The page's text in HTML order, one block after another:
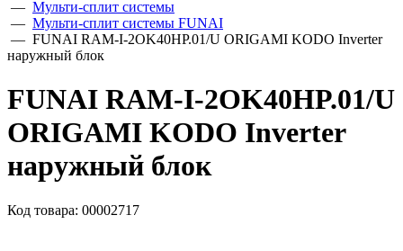
— Мульти-сплит системы
— Мульти-сплит системы FUNAI
— FUNAI RAM-I-2OK40HP.01/U ORIGAMI KODO Inverter
наружный блок
FUNAI RAM-I-2OK40HP.01/U
ORIGAMI KODO Inverter
наружный блок
Код товара: 00002717